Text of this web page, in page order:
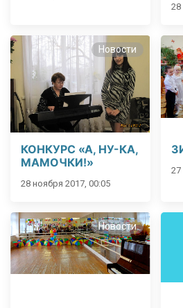
28
Новости
КОНКУРС «А, НУ-КА,
МАМОЧКИ!»
28 ноября 2017, 00:05
27
Новости